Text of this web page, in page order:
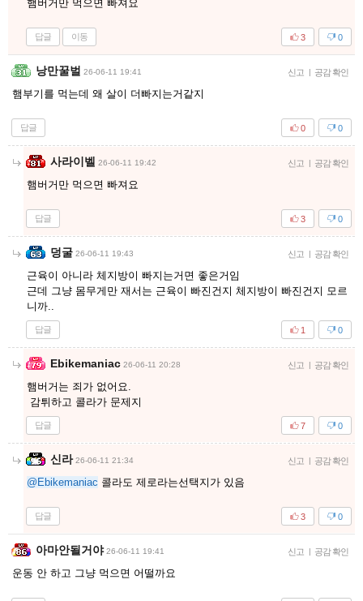
햄버거만 먹으면 빠져요
답글 이동 0
3
낭만꿀벌 26-06-11 19:41 신고 | 공감 확인
햄부기를 먹는데 왜 살이 더빠지는거같지
답글 0
0
사라이벨 26-06-11 19:42 신고 | 공감 확인
햄버거만 먹으면 빠져요
답글 0
3
덩굴 26-06-11 19:43 신고 | 공감 확인
근육이 아니라 체지방이 빠지는거면 좋은거임
근데 그냥 몸무게만 재서는 근육이 빠진건지 체지방이 빠진건지 모르
니까..
답글 0
1
Ebikemaniac 26-06-11 20:28 신고 | 공감 확인
햄버거는 죄가 없어요.
감튀하고 콜라가 문제지
답글 0
7
신라 26-06-11 21:34 신고 | 공감 확인
@Ebikemaniac 콜라도 제로라는선택지가 있음
답글 0
3
아마안될거야 26-06-11 19:41 신고 | 공감 확인
운동 안 하고 그냥 먹으면 어떨까요